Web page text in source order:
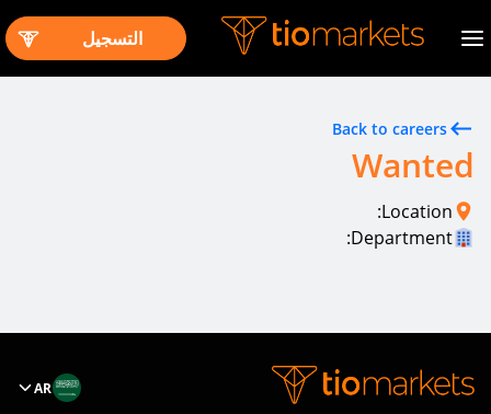
التسجيل
Back to careers
Wanted
Location:
Department:
AR